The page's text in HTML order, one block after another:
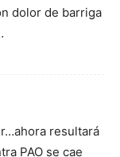
dolor de barriga
resultará
PAO se cae